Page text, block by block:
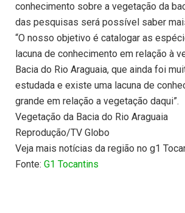
conhecimento sobre a vegetação da
das pesquisas será possível saber
“O nosso objetivo é catalogar as
lacuna de conhecimento em relação à
Bacia do Rio Araguaia, que ainda foi
estudada e existe uma lacuna de
grande em relação a vegetação daqui”.
Vegetação da Bacia do Rio Araguaia
Reprodução/TV Globo
Veja mais notícias da região no g1
Fonte: G1 Tocantins